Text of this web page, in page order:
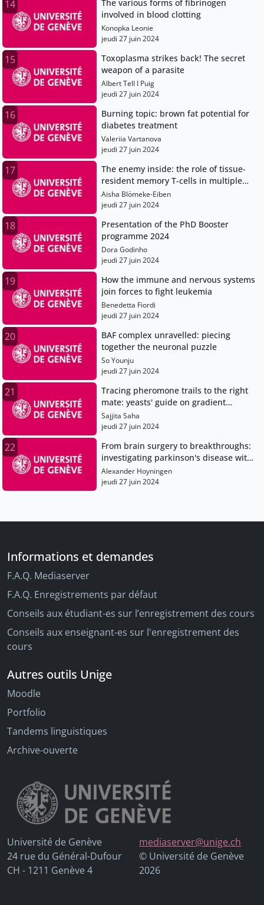
14
The various forms of fibrinogen
involved in blood clotting
Konopka Leonie
jeudi 27 juin 2024
15
Toxoplasma strikes back! The secret
weapon of a parasite
Albert Tell I Puig
jeudi 27 juin 2024
16
Burning topic: brown fat potential for
diabetes treatment
Valeriia Vartanova
jeudi 27 juin 2024
17
The enemy inside: the role of tissue-
resident memory T-cells in multiple
sclerosis
Aisha Blömeke-Eiben
jeudi 27 juin 2024
18
Presentation of the PhD Booster
programme 2024
Dora Godinho
jeudi 27 juin 2024
19
How the immune and nervous systems
join forces to fight leukemia
Benedetta Fiordi
jeudi 27 juin 2024
20
BAF complex unravelled: piecing
together the neuronal puzzle
So Younju
jeudi 27 juin 2024
21
Tracing pheromone trails to the right
mate: yeasts' guide on gradient
decryption
Sajjita Saha
jeudi 27 juin 2024
22
From brain surgery to breakthroughs:
investigating parkinson's disease with
live tissue
Alexander Hoyningen
jeudi 27 juin 2024
Informations et demandes
F.A.Q. Mediaserver
F.A.Q. Enregistrements par défaut
Conseils aux étudiant-es sur l’enregistrement des cours
Conseils aux enseignant-es sur l'enregistrement des
cours
Autres outils Unige
Moodle
Portfolio
Tandems linguistiques
Archive-ouverte
Université de Genève
24 rue du Général-Dufour
CH - 1211 Genève 4
mediaserver@unige.ch
© Université de Genève
2026